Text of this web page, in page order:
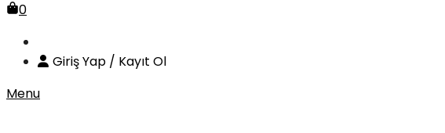
0
Giriş Yap / Kayıt Ol
Menu